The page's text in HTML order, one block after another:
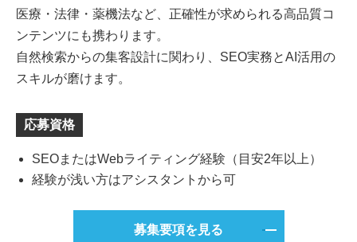
医療・法律・薬機法など、正確性が求められる高品質コ
ンテンツにも携わります。
自然検索からの集客設計に関わり、SEO実務とAI活用の
スキルが磨けます。
応募資格
SEOまたはWebライティング経験（目安2年以上）
経験が浅い方はアシスタントから可
募集要項を見る